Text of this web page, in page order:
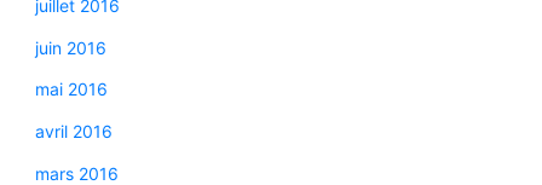
juillet 2016
juin 2016
mai 2016
avril 2016
mars 2016